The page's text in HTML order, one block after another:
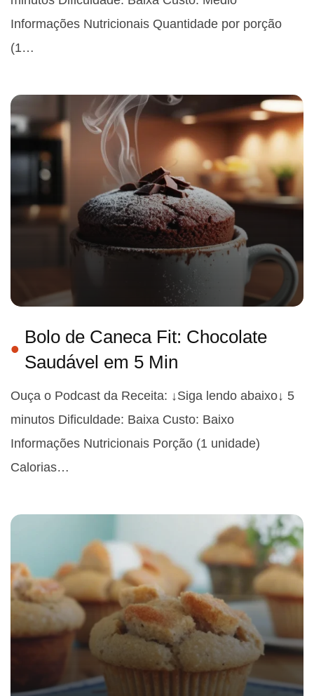
Informações Nutricionais Quantidade por porção
(1…
Bolo de Caneca Fit: Chocolate
Saudável em 5 Min
Ouça o Podcast da Receita: ↓Siga lendo abaixo↓ 5
minutos Dificuldade: Baixa Custo: Baixo
Informações Nutricionais Porção (1 unidade)
Calorias…